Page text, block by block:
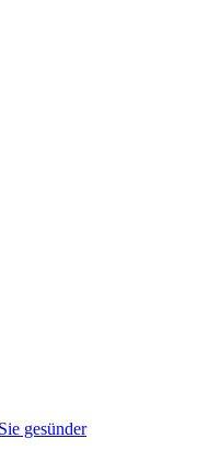
gesünder